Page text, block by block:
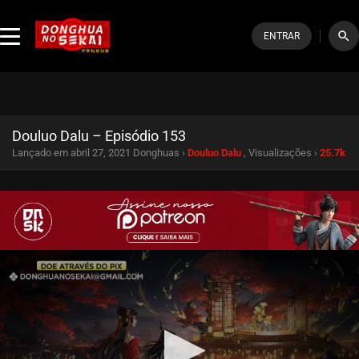
ENTRAR search
Douluo Dalu – Episódio 153
Lançado em abril 27, 2021 Donghuas › Douluo Dalu , Visualizações › 25.7k